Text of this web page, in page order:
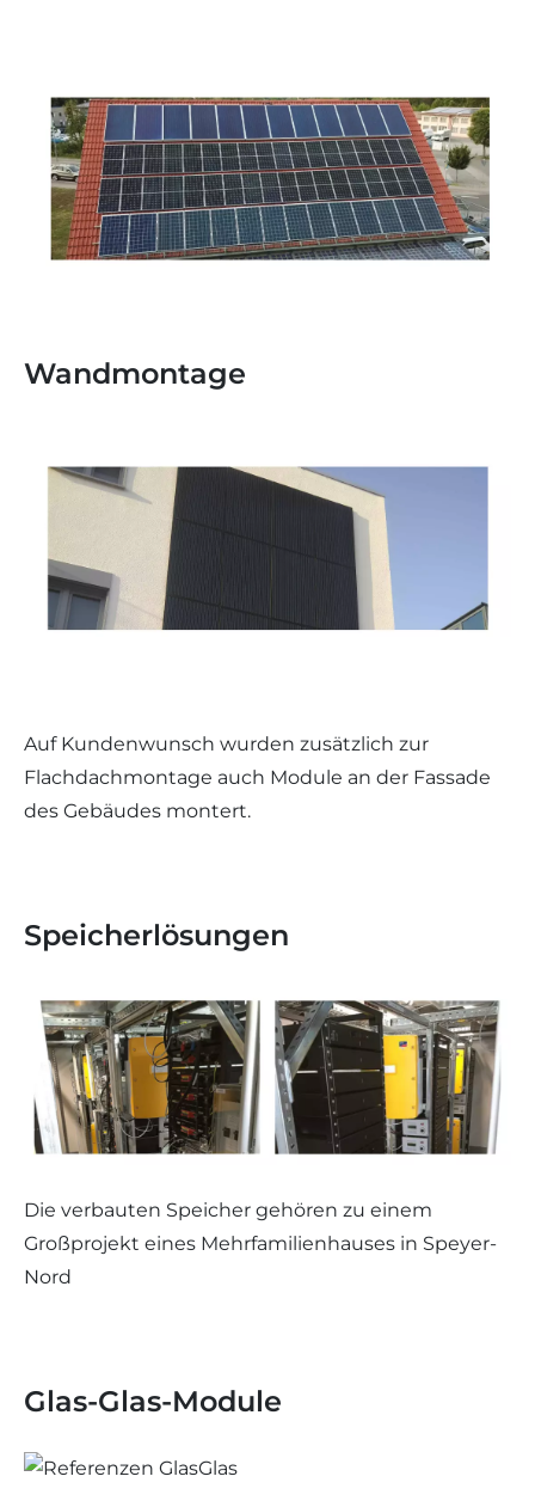
Wandmontage
Auf Kundenwunsch wurden zusätzlich zur
Flachdachmontage auch Module an der Fassade
des Gebäudes montert.
Speicherlösungen
Die verbauten Speicher gehören zu einem
Großprojekt eines Mehrfamilienhauses in Speyer-
Nord
Glas-Glas-Module